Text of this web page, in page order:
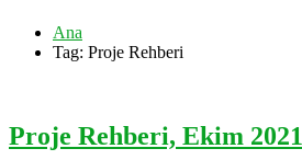
Ana
Tag: Proje Rehberi
Proje Rehberi, Ekim 2021